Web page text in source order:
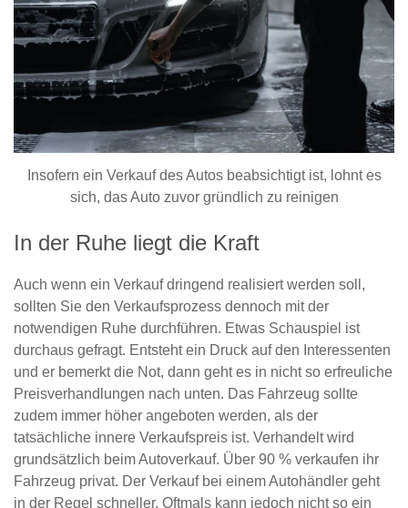
Insofern ein Verkauf des Autos beabsichtigt ist, lohnt es
sich, das Auto zuvor gründlich zu reinigen
In der Ruhe liegt die Kraft
Auch wenn ein Verkauf dringend realisiert werden soll,
sollten Sie den Verkaufsprozess dennoch mit der
notwendigen Ruhe durchführen. Etwas Schauspiel ist
durchaus gefragt. Entsteht ein Druck auf den Interessenten
und er bemerkt die Not, dann geht es in nicht so erfreuliche
Preisverhandlungen nach unten. Das Fahrzeug sollte
zudem immer höher angeboten werden, als der
tatsächliche innere Verkaufspreis ist. Verhandelt wird
grundsätzlich beim Autoverkauf. Über 90 % verkaufen ihr
Fahrzeug privat. Der Verkauf bei einem Autohändler geht
in der Regel schneller. Oftmals kann jedoch nicht so ein